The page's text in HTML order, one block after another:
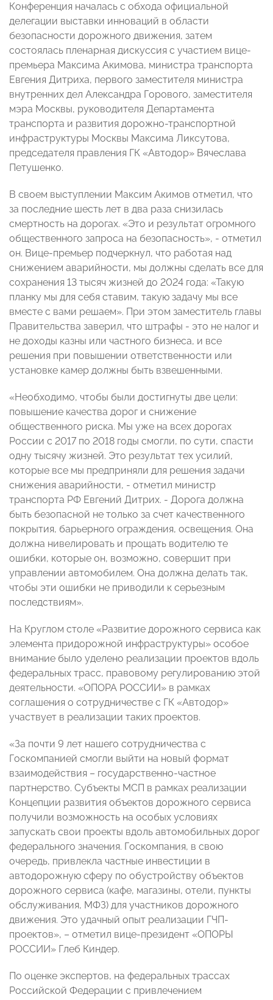
Конференция началась с обхода официальной
делегации выставки инноваций в области
безопасности дорожного движения, затем
состоялась пленарная дискуссия с участием вице-
премьера Максима Акимова, министра транспорта
Евгения Дитриха, первого заместителя министра
внутренних дел Александра Горового, заместителя
мэра Москвы, руководителя Департамента
транспорта и развития дорожно-транспортной
инфраструктуры Москвы Максима Ликсутова,
председателя правления ГК «Автодор» Вячеслава
Петушенко.
В своем выступлении Максим Акимов отметил, что
за последние шесть лет в два раза снизилась
смертность на дорогах. «Это и результат огромного
общественного запроса на безопасность», - отметил
он. Вице-премьер подчеркнул, что работая над
снижением аварийности, мы должны сделать все для
сохранения 13 тысяч жизней до 2024 года: «Такую
планку мы для себя ставим, такую задачу мы все
вместе с вами решаем». При этом заместитель главы
Правительства заверил, что штрафы - это не налог и
не доходы казны или частного бизнеса, и все
решения при повышении ответственности или
установке камер должны быть взвешенными.
«Необходимо, чтобы были достигнуты две цели:
повышение качества дорог и снижение
общественного риска. Мы уже на всех дорогах
России с 2017 по 2018 годы смогли, по сути, спасти
одну тысячу жизней. Это результат тех усилий,
которые все мы предприняли для решения задачи
снижения аварийности, - отметил министр
транспорта РФ Евгений Дитрих. - Дорога должна
быть безопасной не только за счет качественного
покрытия, барьерного ограждения, освещения. Она
должна нивелировать и прощать водителю те
ошибки, которые он, возможно, совершит при
управлении автомобилем. Она должна делать так,
чтобы эти ошибки не приводили к серьезным
последствиям».
На Круглом столе «Развитие дорожного сервиса как
элемента придорожной инфраструктуры» особое
внимание было уделено реализации проектов вдоль
федеральных трасс, правовому регулированию этой
деятельности. «ОПОРА РОССИИ» в рамках
соглашения о сотрудничестве с ГК «Автодор»
участвует в реализации таких проектов.
«За почти 9 лет нашего сотрудничества с
Госкомпанией смогли выйти на новый формат
взаимодействия – государственно-частное
партнерство. Субъекты МСП в рамках реализации
Концепции развития объектов дорожного сервиса
получили возможность на особых условиях
запускать свои проекты вдоль автомобильных дорог
федерального значения. Госкомпания, в свою
очередь, привлекла частные инвестиции в
автодорожную сферу по обустройству объектов
дорожного сервиса (кафе, магазины, отели, пункты
обслуживания, МФЗ) для участников дорожного
движения. Это удачный опыт реализации ГЧП-
проектов», – отметил вице-президент «ОПОРЫ
РОССИИ» Глеб Киндер.
По оценке экспертов, на федеральных трассах
Российской Федерации с привлечением